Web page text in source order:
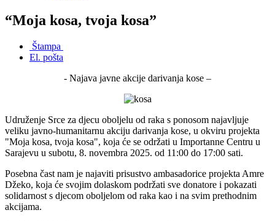
“Moja kosa, tvoja kosa”
Štampa
El. pošta
- Najava javne akcije darivanja kose –
Udruženje Srce za djecu oboljelu od raka s ponosom najavljuje
veliku javno-humanitarnu akciju darivanja kose, u okviru projekta
"Moja kosa, tvoja kosa", koja će se održati u Importanne Centru u
Sarajevu u subotu, 8. novembra 2025. od 11:00 do 17:00 sati.
Posebna čast nam je najaviti prisustvo ambasadorice projekta Amre
Džeko, koja će svojim dolaskom podržati sve donatore i pokazati
solidarnost s djecom oboljelom od raka kao i na svim prethodnim
akcijama.